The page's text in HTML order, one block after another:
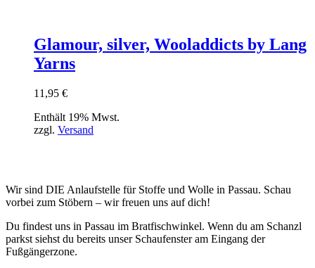
Glamour, silver, Wooladdicts by Lang
Yarns
11,95 €
Enthält 19% Mwst.
zzgl. Versand
Wir sind DIE Anlaufstelle für Stoffe und Wolle in Passau. Schau
vorbei zum Stöbern – wir freuen uns auf dich!
Du findest uns in Passau im Bratfischwinkel. Wenn du am Schanzl
parkst siehst du bereits unser Schaufenster am Eingang der
Fußgängerzone.